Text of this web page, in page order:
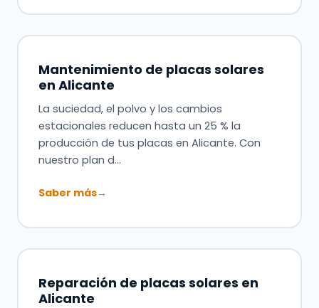
Mantenimiento de placas solares
en Alicante
La suciedad, el polvo y los cambios
estacionales reducen hasta un 25 % la
producción de tus placas en Alicante. Con
nuestro plan d…
Saber más→
Reparación de placas solares en
Alicante